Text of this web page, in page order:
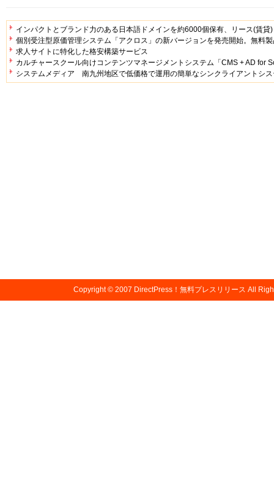
インパクトとブランド力のある日本語ドメインを約6000個保有、リース(賃貸
個別受注型原価管理システム「アクロス」の新バージョンを発売開始。無料
求人サイトに特化した格安構築サービス
カルチャースクール向けコンテンツマネージメントシステム「CMS + AD for
システムメディア 南九州地区で低価格で運用の簡単なシンクライアントシ
Copyright © 2007 DirectPress！無料プレスリリース All